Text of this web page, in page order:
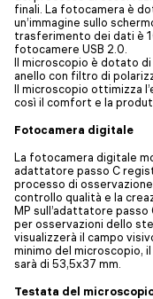
finali. La fotocamera è
un’immagine sullo
trasferimento dei dati è
fotocamere USB 2.0.
Il microscopio è dotato di
anello con filtro di
Il microscopio ottimizza
così il comfort e la
Fotocamera digitale
La fotocamera digitale
adattatore passo C
processo di
controllo qualità e la
MP sull’adattatore
per osservazioni dello
visualizzerà il campo
minimo del microscopio,
sarà di 53,5x37 mm.
Testata del